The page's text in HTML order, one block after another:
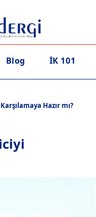
Blog İK 101
Hazır mı?